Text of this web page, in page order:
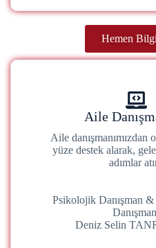
Hemen
Aile
Aile danışmanımızdan
yüze destek alarak,
adımlar
Psikolojik Danışman
Deniz Selin